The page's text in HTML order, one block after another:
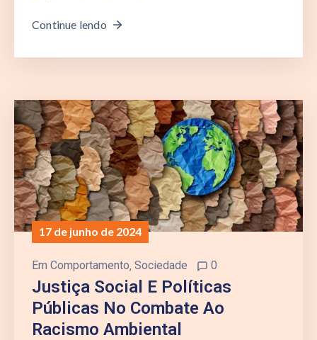
Continue lendo
17 de junho de 2024
Em Comportamento‚ Sociedade 0
Justiça Social E Políticas
Públicas No Combate Ao
Racismo Ambiental